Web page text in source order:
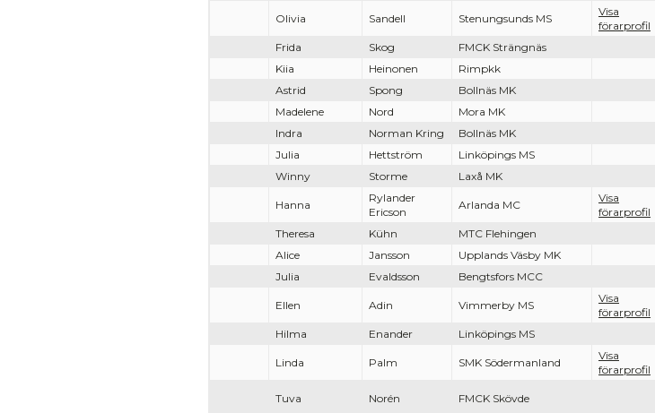
Olivia Sandell Stenungsunds MS
Visa
förarprofil
Frida Skog FMCK Strängnäs
Kiia
Heinonen Rimpkk
Astrid
Spong Bollnäs MK
Madelene
Nord Mora MK
Indra
Norman Kring Bollnäs MK
Julia
Hettström Linköpings MS
Winny
Storme Laxå MK
Hanna
Rylander
Ericson
Arlanda MC
Visa
förarprofil
Theresa Kühn MTC Flehingen
Alice
Jansson Upplands Väsby MK
Julia
Evaldsson Bengtsfors MCC
Ellen Adin Vimmerby MS
Visa
förarprofil
Hilma Enander Linköpings MS
Linda Palm SMK Södermanland
Visa
förarprofil
Tuva Norén FMCK Skövde